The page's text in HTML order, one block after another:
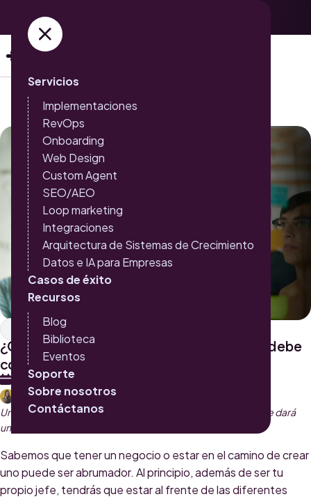
Servicios
Implementaciones
RevOps
Onboarding
Web Design
Custom Agent
SEO/AEO
Loop marketing
Integraciones
Arquitectura de Sistemas de Crecimiento
Datos e IA para Empresas
Casos de éxito
Recursos
Blog
Biblioteca
Eventos
Soporte
Sobre nosotros
Contáctanos
Inbound Marketing
¿Qué es un Business Plan y qué puntos debe
comprender?
31 DE MAYO 2022
LUISA MONTOYA
Un Business Plan te ayudará a entender mejor tu negocio y te dará
una hoja de ruta para tomar decisiones más acertadas.
Sabemos que tener un negocio o estar en el camino de crear
uno puede ser abrumador. Al principio, además de ser tu
propio jefe, tendrás que estar al frente de las diferentes